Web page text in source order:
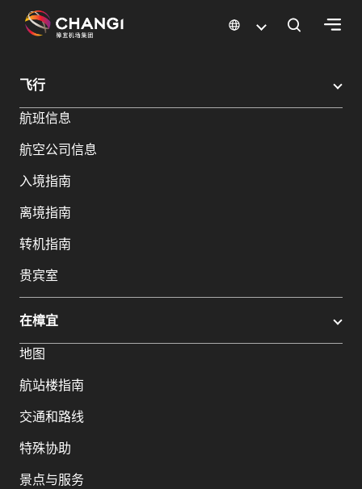
有
宜
网
选
语
言:
樟宜机场 樟宜机场餐饮与购物 樟宜机场购物指南 购物详情
飞行
航班信息
航空公司信息
入境指南
离境指南
转机指南
贵宾室
在樟宜
地图
航站楼指南
交通和路线
特殊协助
景点与服务